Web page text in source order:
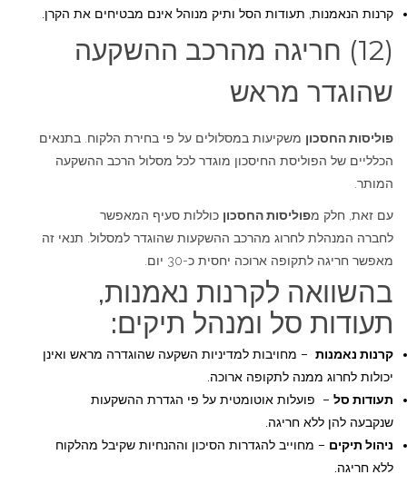
קרנות הנאמנות, תעודות הסל ותיק מנוהל אינם מבטיחים את הקרן.
(12) חריגה מהרכב ההשקעה
שהוגדר מראש
פוליסות החסכון משקיעות במסלולים על פי בחירת הלקוח. בתנאים
הכלליים של הפוליסת החיסכון מוגדר לכל מסלול הרכב ההשקעה
המותר.
עם זאת, חלק מפוליסות החסכון כוללות סעיף המאפשר
לחברה המנהלת לחרוג מהרכב ההשקעות שהוגדר למסלול. תנאי זה
מאפשר חריגה לתקופה ארוכה יחסית כ-30 יום.
בהשוואה לקרנות נאמנות,
תעודות סל ומנהל תיקים:
קרנות נאמנות – מחויבות למדיניות השקעה שהוגדרה מראש ואינן
יכולות לחרוג ממנה לתקופה ארוכה.
תעודות סל – פועלות אוטומטית על פי הגדרת ההשקעות
שנקבעה להן ללא חריגה.
ניהול תיקים – מחוייב להגדרות הסיכון וההנחיות שקיבל מהלקוח
ללא חריגה.